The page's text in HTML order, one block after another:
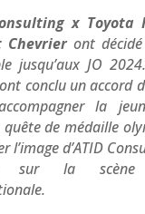
x Toyota
Chevrieront décidé
jusqu’aux JO
conclu un accord
la
quête de médaille
l’image d’ATID
sur la scène